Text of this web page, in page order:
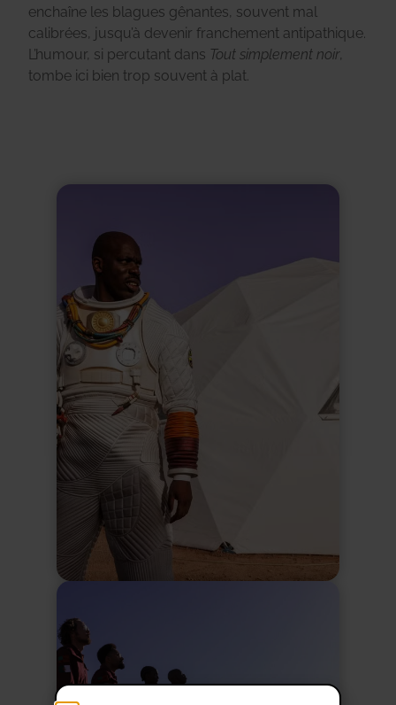
enchaîne les blagues gênantes, souvent mal
calibrées, jusqu’à devenir franchement antipathique.
L’humour, si percutant dans Tout simplement noir,
tombe ici bien trop souvent à plat.